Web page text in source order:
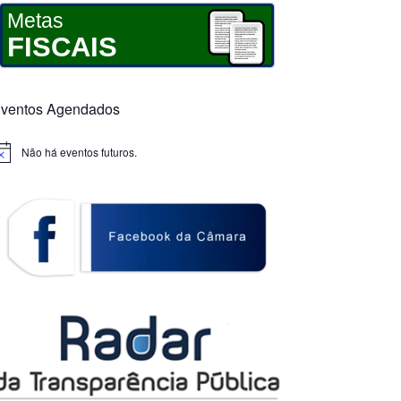
Metas
FISCAIS
Agendados
Não há eventos futuros.